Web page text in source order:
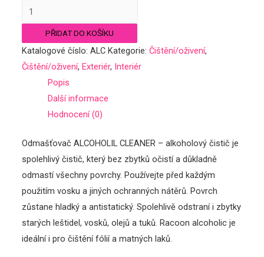
Ochrana (vosk, NANO, keramika,…)
Produkty na fólie a matné laky
Akční sety
Interiér
Čištění/oživení
Ochrana (impregnace,…)
Akční sety
Odmašťovač
ALCOHOLIC
CLEANER
-
alkoholový
množství
PŘIDAT DO KOŠÍKU
Katalogové číslo:ALC Kategorie:Čištění/oživení,
Čištění/oživení, Exteriér, Interiér
Popis
Další informace
Hodnocení (0)
Odmašťovač ALCOHOLIL CLEANER – alkoholový čistič je
spolehlivý čistič, který bez zbytků očistí a důkladně
odmastí všechny povrchy. Používejte před každým
použitím vosku a jiných ochranných nátěrů. Povrch
zůstane hladký a antistatický. Spolehlivě odstraní i zbytky
starých leštidel, vosků, olejů a tuků. Racoon alcoholic je
ideální i pro čištění fólií a matných laků.